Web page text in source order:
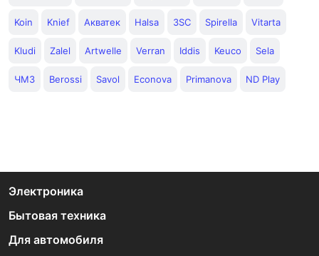
Koin Knief Акватек Halsa 3SC Spirella Vitarta
Kludi Zalel Artwelle Verran Iddis Keuco Sela
ЧМЗ Berossi Savol Econova Primanova ND Play
Электроника
Бытовая техника
Для автомобиля